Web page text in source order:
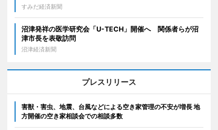
すみだ経済新聞
沼津発祥の医学研究会「U-TECH」開催へ 関係者らが沼
津市長を表敬訪問
沼津経済新聞
プレスリリース
害獣・害虫、地震、台風などによる空き家管理の不安が増長 地
方開催の空き家相談会での相談多数